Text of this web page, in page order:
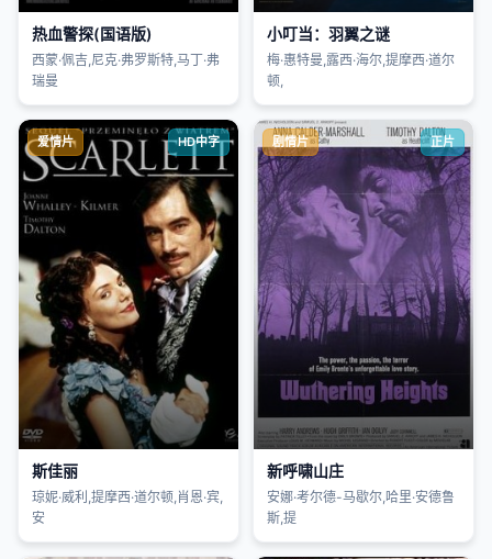
热血警探(国语版)
西蒙·佩吉,尼克·弗罗斯特,马丁·弗
瑞曼
小叮当：羽翼之谜
梅·惠特曼,露西·海尔,提摩西·道尔
顿,
爱情片 HD中字
斯佳丽
琼妮·威利,提摩西·道尔顿,肖恩·宾,
安
剧情片 正片
新呼啸山庄
安娜·考尔德-马歇尔,哈里·安德鲁
斯,提